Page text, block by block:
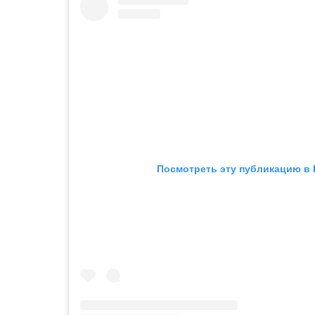
Посмотреть эту публикацию в